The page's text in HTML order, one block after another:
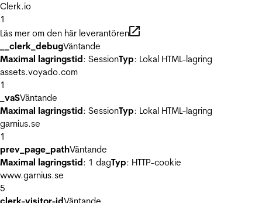
Clerk.io
1
Läs mer om den här leverantören
__clerk_debugVäntande
Maximal lagringstid: SessionTyp: Lokal HTML-lagring
assets.voyado.com
1
_vaSVäntande
Maximal lagringstid: SessionTyp: Lokal HTML-lagring
garnius.se
1
prev_page_pathVäntande
Maximal lagringstid: 1 dagTyp: HTTP-cookie
www.garnius.se
5